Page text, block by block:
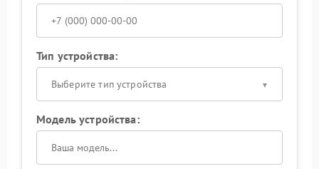
Тип устройства:
Выберите тип устройства
Модель устройства: